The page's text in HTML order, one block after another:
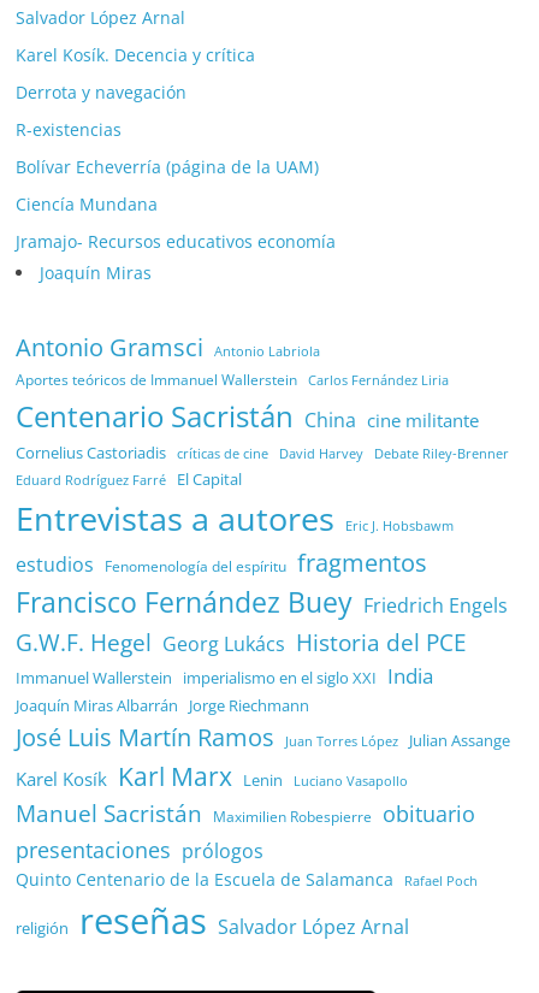
Salvador López Arnal
Karel Kosík. Decencia y crítica
Derrota y navegación
R-existencias
Bolívar Echeverría (página de la UAM)
Ciencía Mundana
Jramajo- Recursos educativos economía
Joaquín Miras
Antonio Gramsci Antonio Labriola
Aportes teóricos de Immanuel Wallerstein Carlos Fernández Liria
Centenario Sacristán China cine militante
Cornelius Castoriadis críticas de cine David Harvey Debate Riley-Brenner
Eduard Rodríguez Farré El Capital
Entrevistas a autores Eric J. Hobsbawm
estudios Fenomenología del espíritu fragmentos
Francisco Fernández Buey Friedrich Engels
G.W.F. Hegel Georg Lukács Historia del PCE
Immanuel Wallerstein imperialismo en el siglo XXI India
Joaquín Miras Albarrán Jorge Riechmann
José Luis Martín Ramos Juan Torres López Julian Assange
Karel Kosík Karl Marx Lenin Luciano Vasapollo
Manuel Sacristán Maximilien Robespierre
obituario
presentaciones prólogos
Quinto Centenario de la Escuela de Salamanca Rafael Poch
religión reseñas Salvador López Arnal